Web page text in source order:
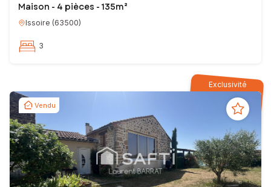
Maison - 4 pièces - 135m²
Issoire (63500)
3
Exclusivité
Vendu